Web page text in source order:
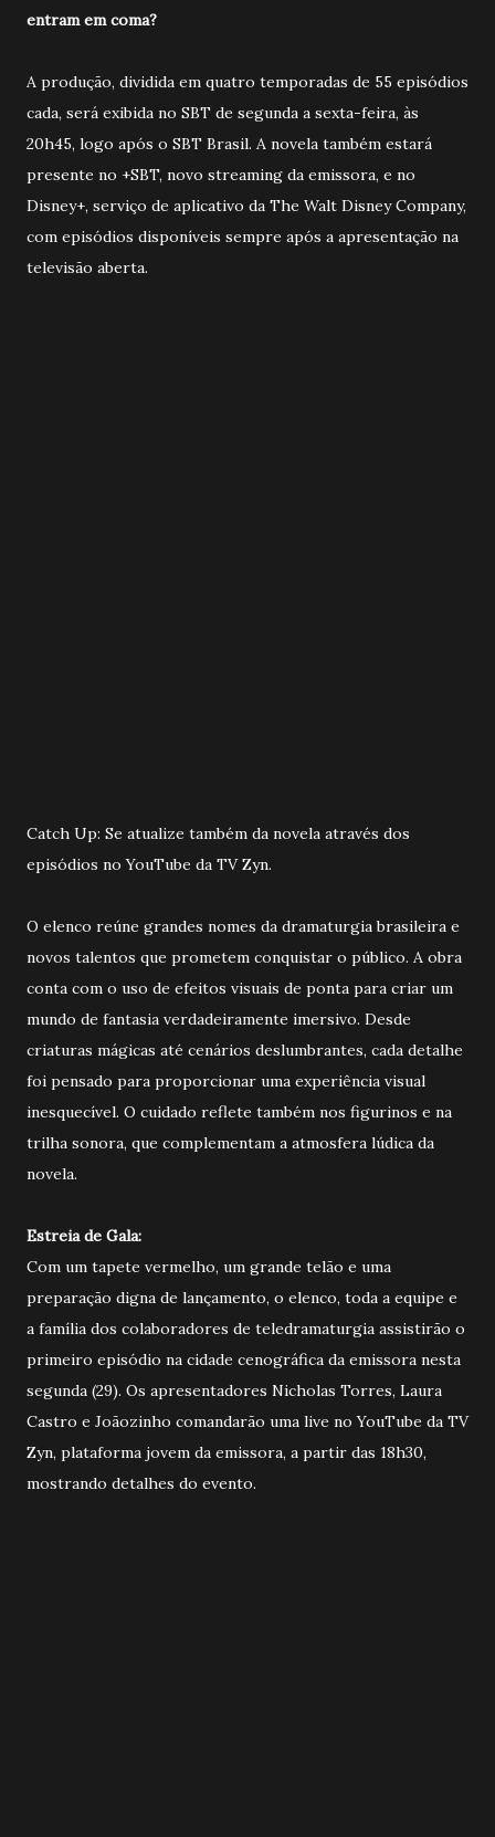
entram em coma?
A produção, dividida em quatro temporadas de 55 episódios
cada, será exibida no SBT de segunda a sexta-feira, às
20h45, logo após o SBT Brasil. A novela também estará
presente no +SBT, novo streaming da emissora, e no
Disney+, serviço de aplicativo da The Walt Disney Company,
com episódios disponíveis sempre após a apresentação na
televisão aberta.
Catch Up: Se atualize também da novela através dos
episódios no YouTube da TV Zyn.
O elenco reúne grandes nomes da dramaturgia brasileira e
novos talentos que prometem conquistar o público. A obra
conta com o uso de efeitos visuais de ponta para criar um
mundo de fantasia verdadeiramente imersivo. Desde
criaturas mágicas até cenários deslumbrantes, cada detalhe
foi pensado para proporcionar uma experiência visual
inesquecível. O cuidado reflete também nos figurinos e na
trilha sonora, que complementam a atmosfera lúdica da
novela.
Estreia de Gala:
Com um tapete vermelho, um grande telão e uma
preparação digna de lançamento, o elenco, toda a equipe e
a família dos colaboradores de teledramaturgia assistirão o
primeiro episódio na cidade cenográfica da emissora nesta
segunda (29). Os apresentadores Nicholas Torres, Laura
Castro e Joãozinho comandarão uma live no YouTube da TV
Zyn, plataforma jovem da emissora, a partir das 18h30,
mostrando detalhes do evento.